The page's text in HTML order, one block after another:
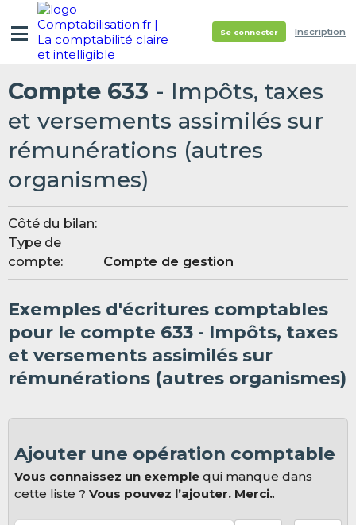
Se connecter Inscription
Compte 633 - Impôts, taxes
et versements assimilés sur
rémunérations (autres
organismes)
Côté du bilan:
Type de
compte:
Compte de gestion
Exemples d'écritures comptables
pour le compte 633 - Impôts, taxes
et versements assimilés sur
rémunérations (autres organismes)
Ajouter une opération comptable
Vous connaissez un exemple qui manque dans
cette liste ?Vous pouvez l’ajouter. Merci..